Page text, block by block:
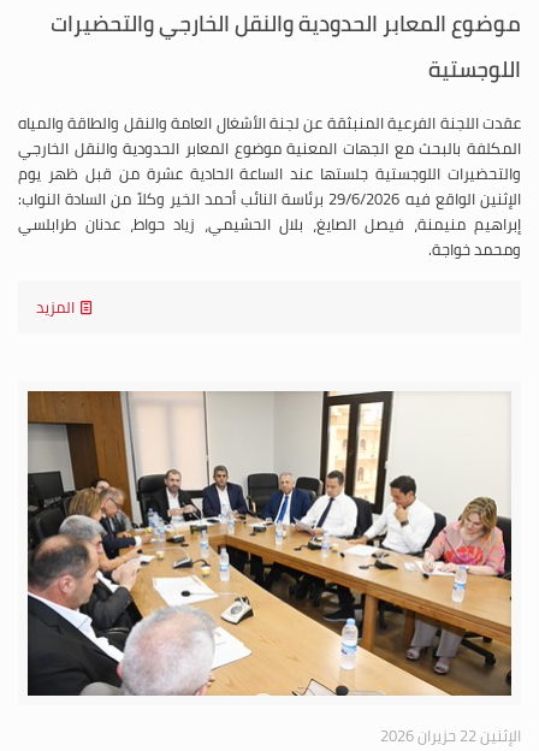
موضوع المعابر الحدودية والنقل الخارجي والتحضيرات
اللوجستية
عقدت اللجنة الفرعية المنبثقة عن لجنة الأشغال العامة والنقل والطاقة والمياه
المكلفة بالبحث مع الجهات المعنية موضوع المعابر الحدودية والنقل الخارجي
والتحضيرات اللوجستية جلستها عند الساعة الحادية عشرة من قبل ظهر يوم
الإثنين الواقع فيه 29/6/2026 برئاسة النائب أحمد الخير وكلاً من السادة النواب:
إبراهيم منيمنة، فيصل الصايغ، بلال الحشيمي، زياد حواط، عدنان طرابلسي
ومحمد خواجة.
المزيد
الإثنين 22 حزيران 2026